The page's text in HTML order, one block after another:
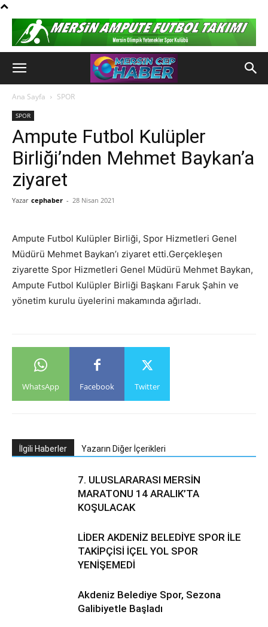
Ana Sayfa SPOR
SPOR
Ampute Futbol Kulüpler
Birliği’nden Mehmet Baykan’a
ziyaret
Yazar cephaber - 28 Nisan 2021
Ampute Futbol Kulüpler Birliği, Spor Hizmetleri Genel
Müdürü Mehmet Baykan’ı ziyaret etti.Gerçekleşen
ziyarette Spor Hizmetleri Genel Müdürü Mehmet Baykan,
Ampute Futbol Kulüpler Birliği Başkanı Faruk Şahin ve
yönetim kurulu üyelerini makamında ağırladı.
WhatsApp Facebook Twitter
İlgili Haberler Yazarın Diğer İçerikleri
7. ULUSLARARASI MERSİN
MARATONU 14 ARALIK’TA
KOŞULACAK
LİDER AKDENİZ BELEDİYE SPOR İLE
TAKİPÇİSİ İÇEL YOL SPOR
YENİŞEMEDİ
Akdeniz Belediye Spor, Sezona
Galibiyetle Başladı